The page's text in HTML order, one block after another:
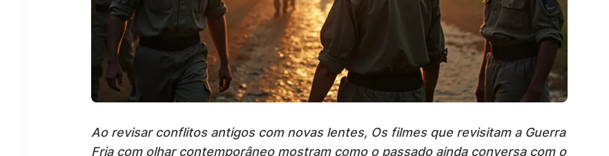
Ao revisar conflitos antigos com novas lentes, Os filmes que revisitam a Guerra
Fria com olhar contemporâneo mostram como o passado ainda conversa com o